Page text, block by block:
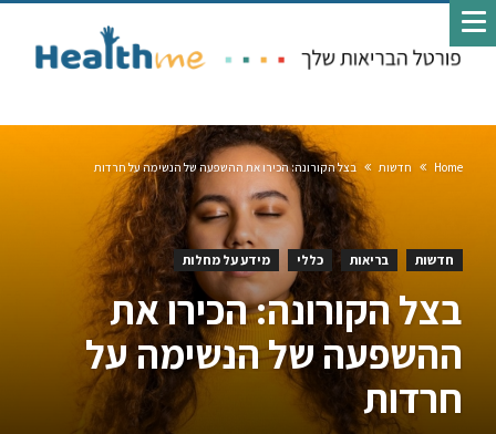
Home חדשות בצל הקורונה: הכירו את ההשפעה של הנשימה על חרדות
חדשות בריאות כללי מידע על מחלות
בצל הקורונה: הכירו את
ההשפעה של הנשימה על
חרדות